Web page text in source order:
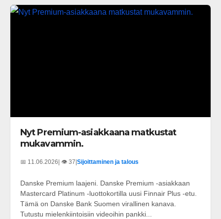
Nyt Premium-asiakkaana matkustat
mukavammin.
📅 11.06.2026 | 👁️ 37 Sijoittaminen ja talous
Danske Premium laajeni. Danske Premium -asiakkaan
Mastercard Platinum -luottokortilla uusi Finnair Plus -etu.
Tämä on Danske Bank Suomen virallinen kanava.
Tutustu mielenkiintoisiin videoihin pankki...